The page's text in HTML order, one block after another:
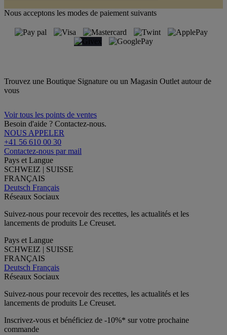
Nous acceptons les modes de paiement suivants
Trouvez une Boutique Signature ou un Magasin Outlet autour de
vous
Voir tous les points de ventes
Besoin d'aide ? Contactez-nous.
NOUS APPELER
+41 56 610 00 30
Contactez-nous par mail
Pays et Langue
SCHWEIZ | SUISSE
FRANÇAIS
Deutsch Français
Réseaux Sociaux
Suivez-nous pour recevoir des recettes, les actualités et les
lancements de produits Le Creuset.
Pays et Langue
SCHWEIZ | SUISSE
FRANÇAIS
Deutsch Français
Réseaux Sociaux
Suivez-nous pour recevoir des recettes, les actualités et les
lancements de produits Le Creuset.
Inscrivez-vous et bénéficiez de -10%* sur votre prochaine
commande